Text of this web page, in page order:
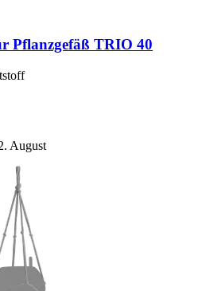
Pflanzgefäß TRIO 40
August